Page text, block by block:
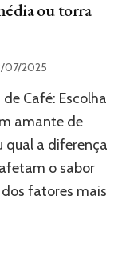
ou torra
07/2025
Café: Escolha
amante de
qual a diferença
o sabor
fatores mais